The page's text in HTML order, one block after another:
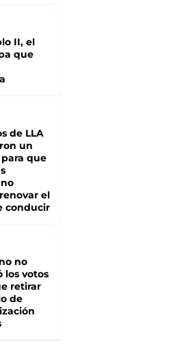
II, el
que
de LLA
un
que
el
conducir
no
los votos
retirar
de